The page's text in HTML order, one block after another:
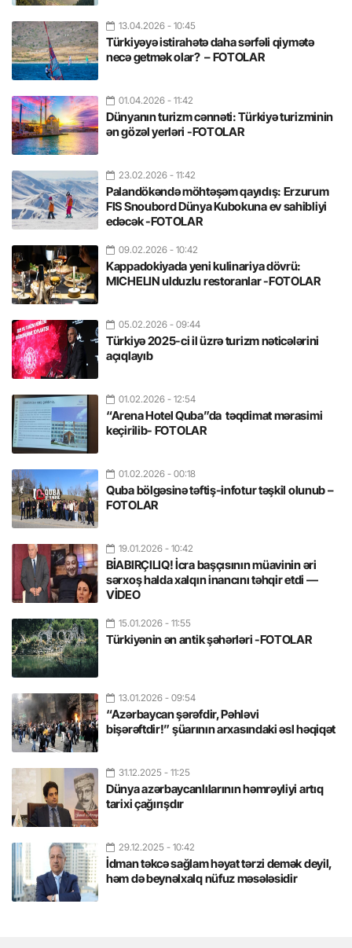
13.04.2026 - 10:45
Türkiyəyə istirahətə daha sərfəli qiymətə
necə getmək olar? – FOTOLAR
01.04.2026 - 11:42
Dünyanın turizm cənnəti: Türkiyə turizminin
ən gözəl yerləri -FOTOLAR
23.02.2026 - 11:42
Palandökəndə möhtəşəm qayıdış: Erzurum
FIS Snoubord Dünya Kubokuna ev sahibliyi
edəcək -FOTOLAR
09.02.2026 - 10:42
Kappadokiyada yeni kulinariya dövrü:
MICHELIN ulduzlu restoranlar -FOTOLAR
05.02.2026 - 09:44
Türkiyə 2025-ci il üzrə turizm nəticələrini
açıqlayıb
01.02.2026 - 12:54
“Arena Hotel Quba”da təqdimat mərasimi
keçirilib- FOTOLAR
01.02.2026 - 00:18
Quba bölgəsinə təftiş-infotur təşkil olunub –
FOTOLAR
19.01.2026 - 10:42
BİABIRÇILIQ! İcra başçısının müavinin əri
sərxoş halda xalqın inancını təhqir etdi —
VİDEO
15.01.2026 - 11:55
Türkiyənin ən antik şəhərləri -FOTOLAR
13.01.2026 - 09:54
“Azərbaycan şərəfdir, Pəhləvi
bişərəftdir!” şüarının arxasındaki əsl həqiqət
31.12.2025 - 11:25
Dünya azərbaycanlılarının həmrəyliyi artıq
tarixi çağırışdır
29.12.2025 - 10:42
İdman təkcə sağlam həyat tərzi demək deyil,
həm də beynəlxalq nüfuz məsələsidir